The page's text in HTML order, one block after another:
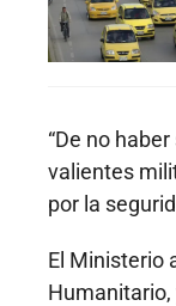
“De no
valientes
por la
El Ministerio
Humanitario,